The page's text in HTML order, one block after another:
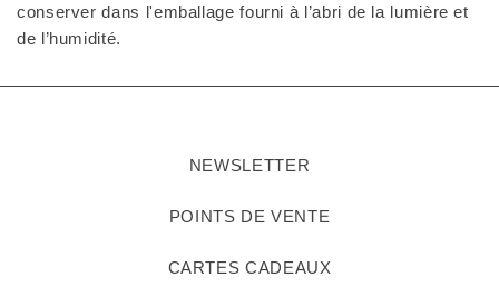
conserver dans l'emballage fourni à l’abri de la lumière et
de l’humidité.
NEWSLETTER
POINTS DE VENTE
CARTES CADEAUX